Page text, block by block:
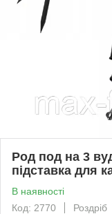
Род под на 3
підставка для
В наявності
Код: 2770
Роздріб